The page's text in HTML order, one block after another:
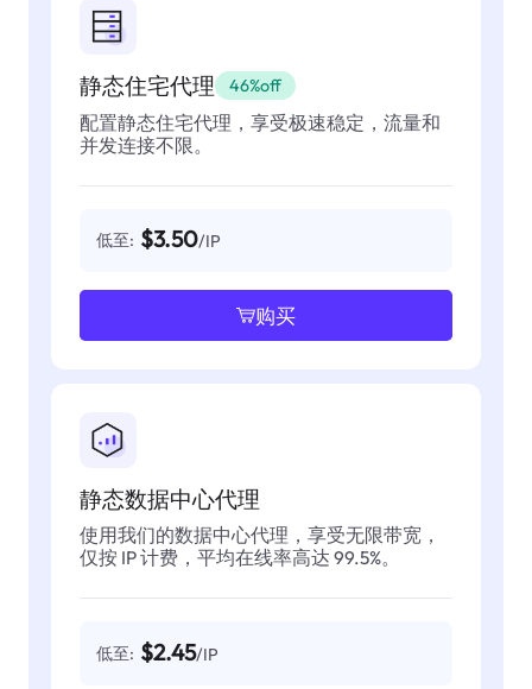
静态住宅代理 46%off
配置静态住宅代理，享受极速稳定，流量和
并发连接不限。
低至: $3.50/IP
购买
静态数据中心代理
使用我们的数据中心代理，享受无限带宽，
仅按 IP 计费，平均在线率高达 99.5%。
低至: $2.45/IP